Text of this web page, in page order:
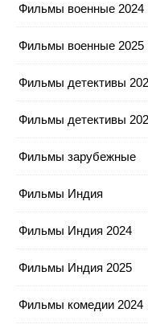
Фильмы военные 2024
Фильмы военные 2025
Фильмы детективы
Фильмы детективы
Фильмы зарубежные
Фильмы Индия
Фильмы Индия 2024
Фильмы Индия 2025
Фильмы комедии 2024